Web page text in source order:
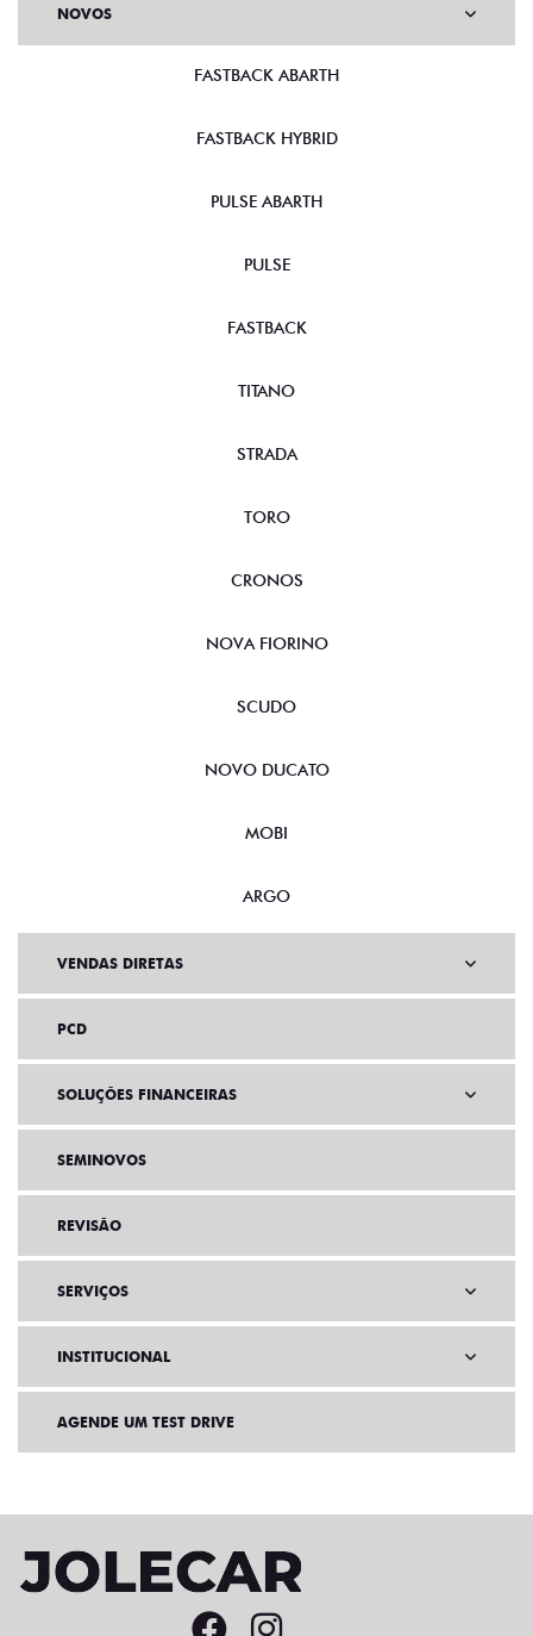
NOVOS
FASTBACK ABARTH
FASTBACK HYBRID
PULSE ABARTH
PULSE
FASTBACK
TITANO
STRADA
TORO
CRONOS
NOVA FIORINO
SCUDO
NOVO DUCATO
MOBI
ARGO
VENDAS DIRETAS
PCD
SOLUÇÕES FINANCEIRAS
SEMINOVOS
REVISÃO
SERVIÇOS
INSTITUCIONAL
AGENDE UM TEST DRIVE